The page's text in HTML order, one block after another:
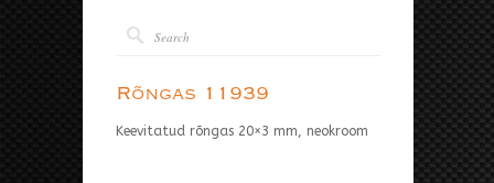
Rõngas 11939
Keevitatud rõngas 20×3 mm, neokroom